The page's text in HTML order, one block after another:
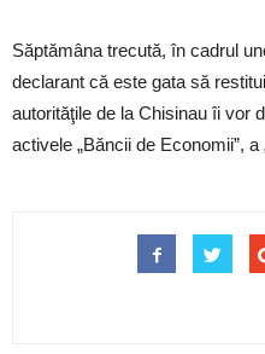
Săptămâna trecută, în cadrul
declarant că este gata să
autorităţile de la Chisinau îi vor
activele „Băncii de Economii”, a